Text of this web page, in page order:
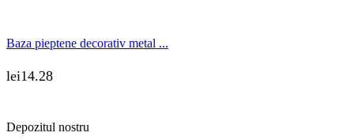
Baza pieptene decorativ metal ...
lei14.28
Depozitul nostru